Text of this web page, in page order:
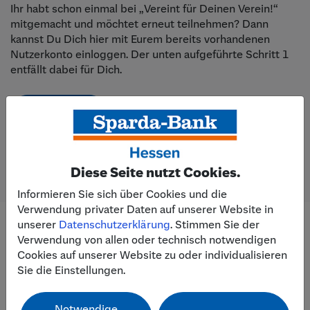
Diese Seite nutzt Cookies.
Informieren Sie sich über Cookies und die
Verwendung privater Daten auf unserer Website in
unserer Datenschutzerklärung. Stimmen Sie der
Verwendung von allen oder technisch notwendigen
Cookies auf unserer Website zu oder individualisieren
Sie die Einstellungen.
Ihr habt schon einmal bei „Vereint für Deinen Verein!“
mitgemacht und möchtet erneut teilnehmen? Dann
kannst Du Dich hier mit Eurem bereits vorhandenen
Nutzerkonto einloggen. Der unten aufgeführte Schritt 1
entfällt dabei für Dich.
Einloggen
An alles gedacht? Das brauchst Du
für die Anmeldung: